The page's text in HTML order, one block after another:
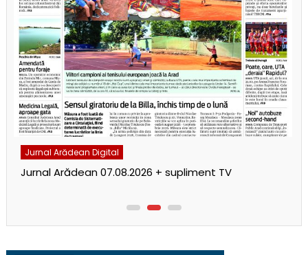
Jurnal Arădean Digital
Jurnal Arădean 07.08.2026 + supliment TV